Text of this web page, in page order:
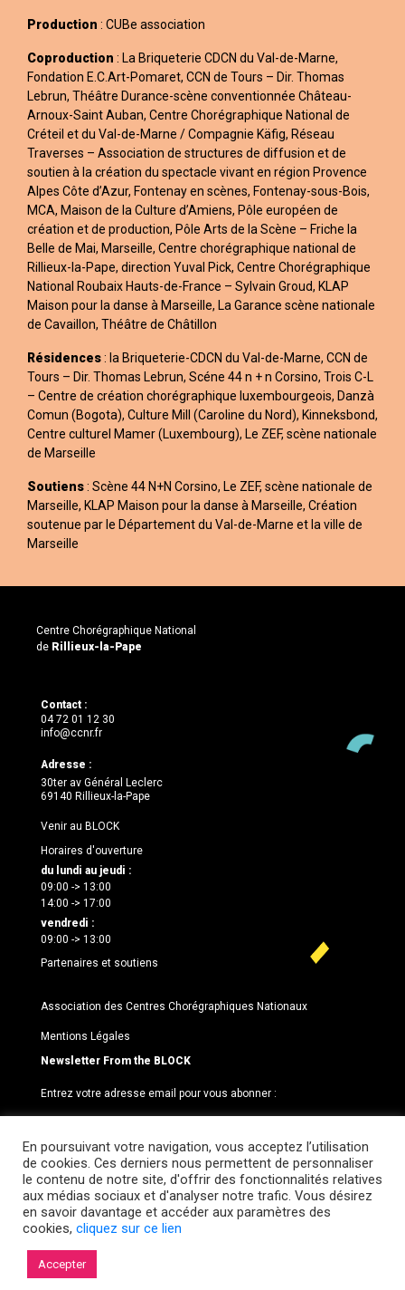
Production : CUBe association
Coproduction : La Briqueterie CDCN du Val-de-Marne,
Fondation E.C.Art-Pomaret, CCN de Tours – Dir. Thomas
Lebrun, Théâtre Durance-scène conventionnée Château-
Arnoux-Saint Auban, Centre Chorégraphique National de
Créteil et du Val-de-Marne / Compagnie Käfig, Réseau
Traverses – Association de structures de diffusion et de
soutien à la création du spectacle vivant en région Provence
Alpes Côte d’Azur, Fontenay en scènes, Fontenay-sous-Bois,
MCA, Maison de la Culture d’Amiens, Pôle européen de
création et de production, Pôle Arts de la Scène – Friche la
Belle de Mai, Marseille, Centre chorégraphique national de
Rillieux-la-Pape, direction Yuval Pick, Centre Chorégraphique
National Roubaix Hauts-de-France – Sylvain Groud, KLAP
Maison pour la danse à Marseille, La Garance scène nationale
de Cavaillon, Théâtre de Châtillon
Résidences: la Briqueterie-CDCN du Val-de-Marne, CCN de
Tours – Dir. Thomas Lebrun, Scéne 44 n + n Corsino, Trois C-L
– Centre de création chorégraphique luxembourgeois, Danzà
Comun (Bogota), Culture Mill (Caroline du Nord), Kinneksbond,
Centre culturel Mamer (Luxembourg), Le ZEF, scène nationale
de Marseille
Soutiens: Scène 44 N+N Corsino, Le ZEF, scène nationale de
Marseille, KLAP Maison pour la danse à Marseille, Création
soutenue par le Département du Val-de-Marne et la ville de
Marseille
Centre Chorégraphique National
de Rillieux-la-Pape
Contact :
04 72 01 12 30
info@ccnr.fr
Adresse :
30ter av Général Leclerc
69140 Rillieux-la-Pape
Venir au BLOCK
Horaires d'ouverture
du lundi au jeudi :
09:00 -> 13:00
14:00 -> 17:00
vendredi :
09:00 -> 13:00
Partenaires et soutiens
Association des Centres Chorégraphiques Nationaux
Mentions Légales
Newsletter From the BLOCK
Entrez votre adresse email pour vous abonner :
En poursuivant votre navigation, vous acceptez l’utilisation
de cookies. Ces derniers nous permettent de personnaliser
le contenu de notre site, d'offrir des fonctionnalités relatives
aux médias sociaux et d'analyser notre trafic. Vous désirez
en savoir davantage et accéder aux paramètres des
cookies, cliquez sur ce lien
Accepter